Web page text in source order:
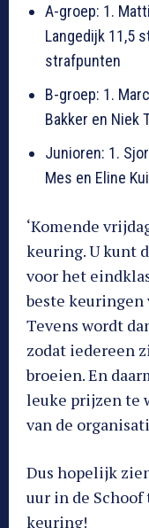
A-groep: 1.
Langedijk 11,5
strafpunten
B-groep: 1.
Bakker en Niek
Junioren: 1.
Mes en Eline
‘Komende
keuring. U kunt
voor het
beste
Tevens wordt
zodat iedereen
broeien. En
leuke prijzen te
van de
Dus hopelijk
uur in de Schoof
keuring!